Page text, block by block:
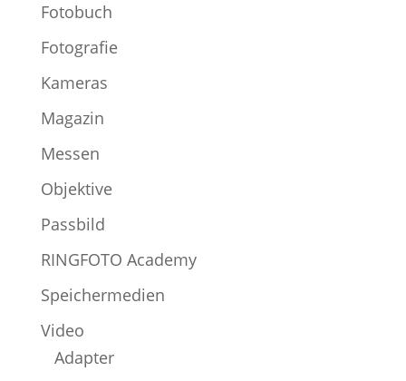
Fotobuch
Fotografie
Kameras
Magazin
Messen
Objektive
Passbild
RINGFOTO Academy
Speichermedien
Video
Adapter